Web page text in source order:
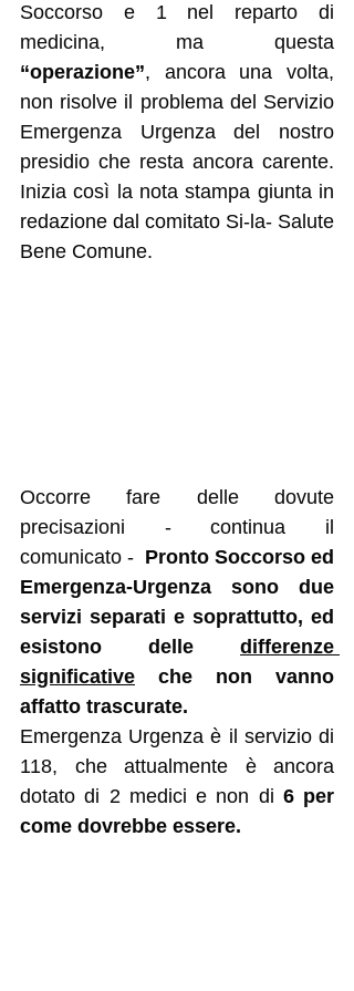
Soccorso e 1 nel reparto di
“operazione”, ancora una volta,
non risolve il problema del Servizio
Emergenza Urgenza del nostro
presidio che resta ancora carente.
Inizia così la nota stampa giunta in
redazione dal comitato Si-la- Salute
Bene Comune.
Occorre fare delle dovute
precisazioni - continua il
comunicato - Pronto Soccorso ed
Emergenza-Urgenza sono due
servizi separati e soprattutto, ed
esistono delle differenze
significative che non vanno
affatto trascurate.
Emergenza Urgenza è il servizio di
118, che attualmente è ancora
dotato di 2 medici e non di 6 per
come dovrebbe essere.